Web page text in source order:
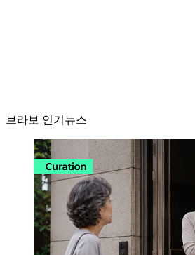
브라보 인기뉴스